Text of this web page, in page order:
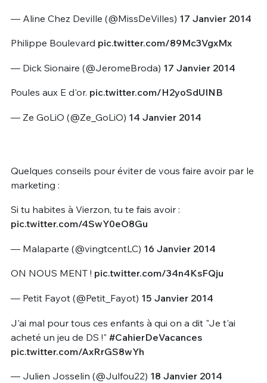
— Aline Chez Deville (@MissDeVilles) 17 Janvier 2014
Philippe Boulevard pic.twitter.com/89Mc3VgxMx
— Dick Sionaire (@JeromeBroda) 17 Janvier 2014
Poules aux E d'or. pic.twitter.com/H2yoSdUINB
— Ze GoLiO (@Ze_GoLiO) 14 Janvier 2014
Quelques conseils pour éviter de vous faire avoir par le
marketing :
Si tu habites à Vierzon, tu te fais avoir :
pic.twitter.com/4SwY0eO8Gu
— Malaparte (@vingtcentLC) 16 Janvier 2014
ON NOUS MENT ! pic.twitter.com/34n4KsFQju
— Petit Fayot (@Petit_Fayot) 15 Janvier 2014
J'ai mal pour tous ces enfants à qui on a dit "Je t'ai
acheté un jeu de DS !" #CahierDeVacances
pic.twitter.com/AxRrGS8wYh
— Julien Josselin (@Julfou22) 18 Janvier 2014